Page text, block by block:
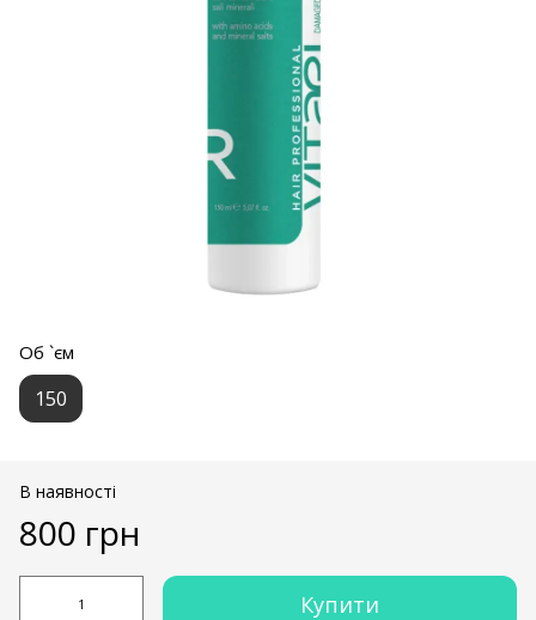
Об `єм
150
В наявності
800 грн
Купити